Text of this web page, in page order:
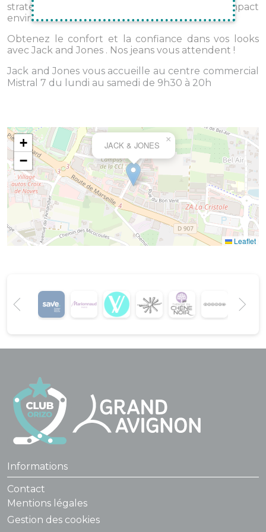
stratégie forte pour innover et réduire l'impact
environnemental.
Obtenez le confort et la confiance dans vos looks
avec Jack and Jones . Nos jeans vous attendent !
Jack and Jones vous accueille au centre commercial
Mistral 7 du lundi au samedi de 9h30 à 20h
JACK & JONES
×
+
−
Leaflet
Informations
Contact
Mentions légales
Gestion des cookies